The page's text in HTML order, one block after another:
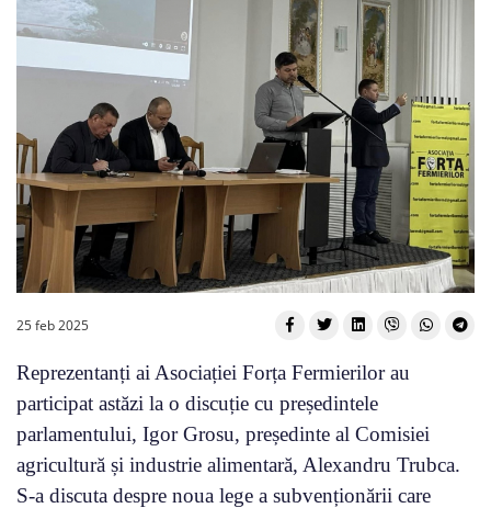
25 feb 2025
Reprezentanți ai Asociației Forța Fermierilor au
participat astăzi la o discuție cu președintele
parlamentului, Igor Grosu, președinte al Comisiei
agricultură și industrie alimentară, Alexandru Trubca.
S-a discuta despre noua lege a subvenționării care